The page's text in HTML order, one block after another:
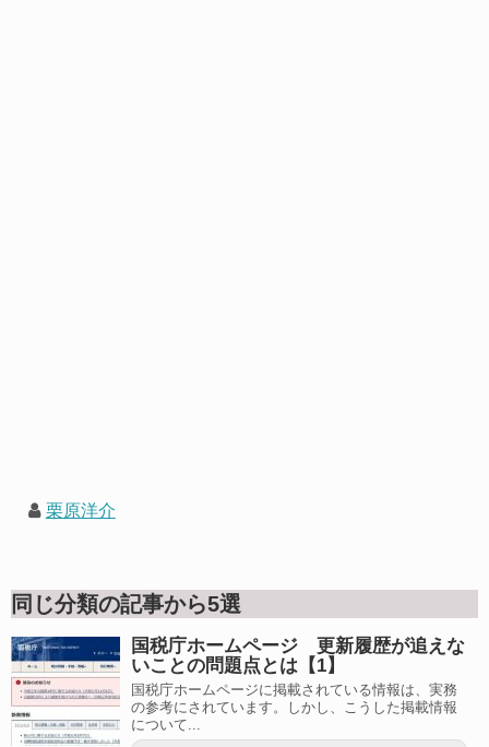
栗原洋介
同じ分類の記事から5選
国税庁ホームページ 更新履歴が追えな
いことの問題点とは【1】
国税庁ホームページに掲載されている情報は、実務
の参考にされています。しかし、こうした掲載情報
について...